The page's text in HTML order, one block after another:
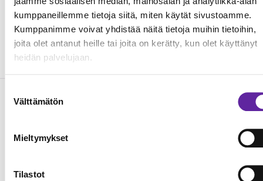
kumppaneillemme tietoja siitä, miten käytät sivustoamme.
Kumppanimme voivat yhdistää näitä tietoja muihin tietoihin,
joita olet antanut heille tai joita on kerätty, kun olet käyttänyt
heidän palvelujaan.
valinta
Välttämätön
Mieltymykset
Tilastot
040 5199576
Pasi Siikaluoma / Jatke Oy.
pasi.siikaluoma@jatke.fi, 040 7439793​